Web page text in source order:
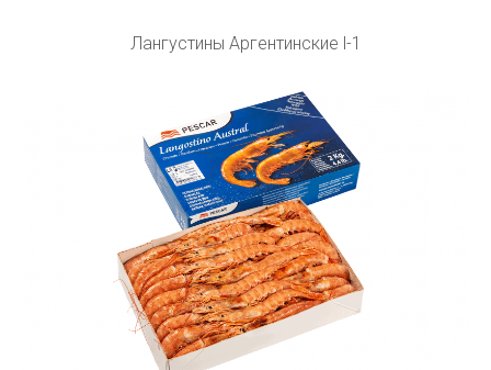
Лангустины Аргентинские l-1